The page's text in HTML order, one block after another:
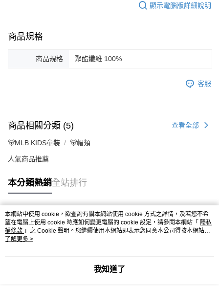
顯示電腦版詳細說明
商品規格
商品規格 聚酯纖維 100%
客服
商品相關分類 (5) 查看全部
🐻MLB KIDS童裝 🐻帽類
人氣商品推薦
本分類熱銷全站排行
熱門標籤
本網站中使用 cookie，欲查詢有關本網站使用 cookie 方式之詳情，及若您不希
望在電腦上使用 cookie 時應如何變更電腦的 cookie 設定，請參閱本網站「 隱私
權條款 」之 Cookie 聲明。您繼續使用本網站即表示您同意本公司得按本網站使
用條款之 Cookie 聲明使用 cookie。
了解更多 >
我知道了